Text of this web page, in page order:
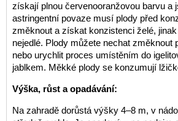
získají plnou červenooranžovou barvu a
astringentní povaze musí plody před
změknout a získat konzistenci želé,
nejedlé. Plody můžete nechat změknout
nebo urychlit proces umístěním do
jablkem. Měkké plody se konzumují
Výška, růst a opadávání:
Na zahradě dorůstá výšky 4–8 m, v